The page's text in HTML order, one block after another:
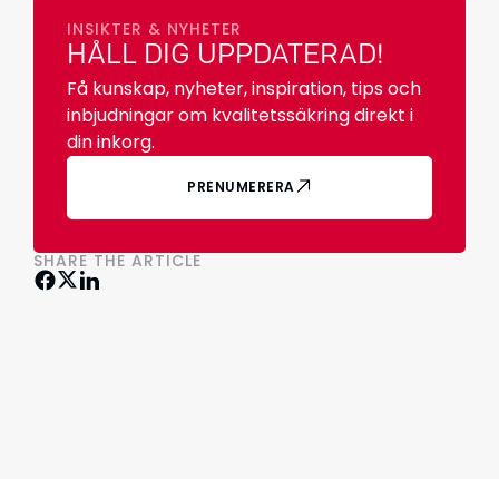
INSIKTER & NYHETER
HÅLL DIG UPPDATERAD!
Få kunskap, nyheter, inspiration, tips och
inbjudningar om kvalitetssäkring direkt i
din inkorg.
PRENUMERERA
SHARE THE ARTICLE